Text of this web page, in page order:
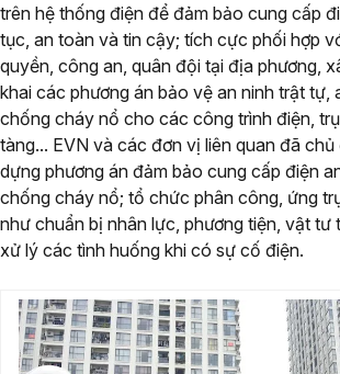
trên hệ thống điện để đảm bảo cung cấp
tục, an toàn và tin cậy; tích cực phối hợp
quyền, công an, quân đội tại địa phương,
khai các phương án bảo vệ an ninh trật tự,
chống cháy nổ cho các công trình điện,
tàng... EVN và các đơn vị liên quan đã
dựng phương án đảm bảo cung cấp điện
chống cháy nổ; tổ chức phân công, ứng
như chuẩn bị nhân lực, phương tiện, vật tư
xử lý các tình huống khi có sự cố điện.